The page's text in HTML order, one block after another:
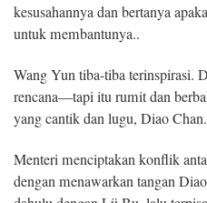
kesusahannya dan bertanya
untuk membantunya..
Wang Yun tiba-tiba terinspirasi.
rencana—tapi itu rumit dan
yang cantik dan lugu, Diao Chan.
Menteri menciptakan konflik
dengan menawarkan tangan